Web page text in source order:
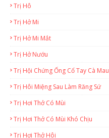
Trị Hô
Trị Hở Mi
Trị Hở Mi Mắt
Trị Hở Nướu
Trị Hội Chứng Ống Cổ Tay Cà Mau
Trị Hôi Miệng Sau Làm Răng Sứ
Trị Hơi Thở Có Mùi
Trị Hơi Thở Có Mùi Khó Chịu
Trị Hơi Thở Hôi